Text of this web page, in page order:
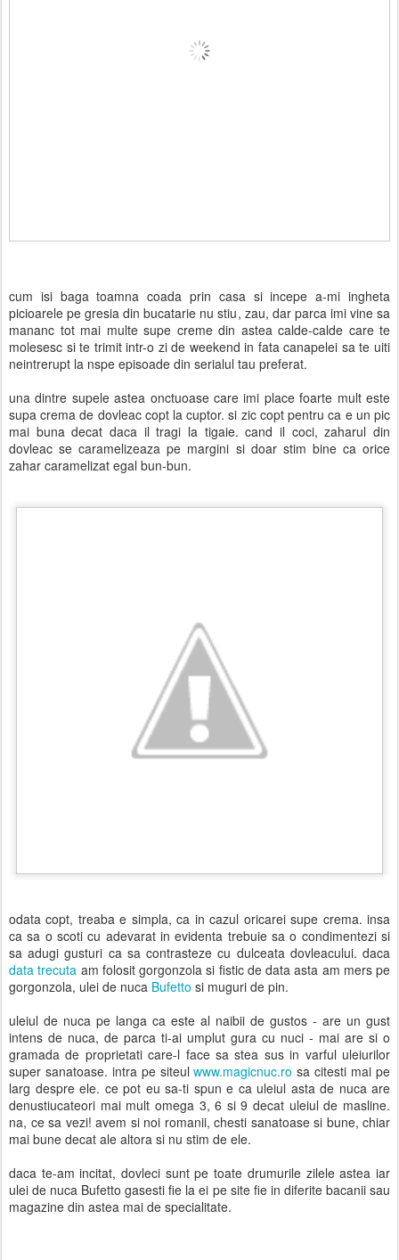
cum isi baga toamna coada prin casa si incepe a-mi ingheta
picioarele pe gresia din bucatarie nu stiu, zau, dar parca imi vine sa
mananc tot mai multe supe creme din astea calde-calde care te
molesesc si te trimit intr-o zi de weekend in fata canapelei sa te uiti
neintrerupt la nspe episoade din serialul tau preferat.
una dintre supele astea onctuoase care imi place foarte mult este
supa crema de dovleac copt la cuptor. si zic copt pentru ca e un pic
mai buna decat daca il tragi la tigaie. cand il coci, zaharul din
dovleac se caramelizeaza pe margini si doar stim bine ca orice
zahar caramelizat egal bun-bun.
odata copt, treaba e simpla, ca in cazul oricarei supe crema. insa
ca sa o scoti cu adevarat in evidenta trebuie sa o condimentezi si
sa adugi gusturi ca sa contrasteze cu dulceata dovleacului. daca
data trecuta am folosit gorgonzola si fistic de data asta am mers pe
gorgonzola, ulei de nuca Bufetto si muguri de pin.
uleiul de nuca pe langa ca este al naibii de gustos - are un gust
intens de nuca, de parca ti-ai umplut gura cu nuci - mai are si o
gramada de proprietati care-l face sa stea sus in varful uleiurilor
super sanatoase. intra pe siteulwww.magicnuc.ro sa citesti mai pe
larg despre ele. ce pot eu sa-ti spun e ca uleiul asta de nuca are
denustiucateori mai mult omega 3, 6 si 9 decat uleiul de masline.
na, ce sa vezi! avem si noi romanii, chesti sanatoase si bune, chiar
mai bune decat ale altora si nu stim de ele.
daca te-am incitat, dovleci sunt pe toate drumurile zilele astea iar
ulei de nuca Bufetto gasesti fie la ei pe site fie in diferite bacanii sau
magazine din astea mai de specialitate.